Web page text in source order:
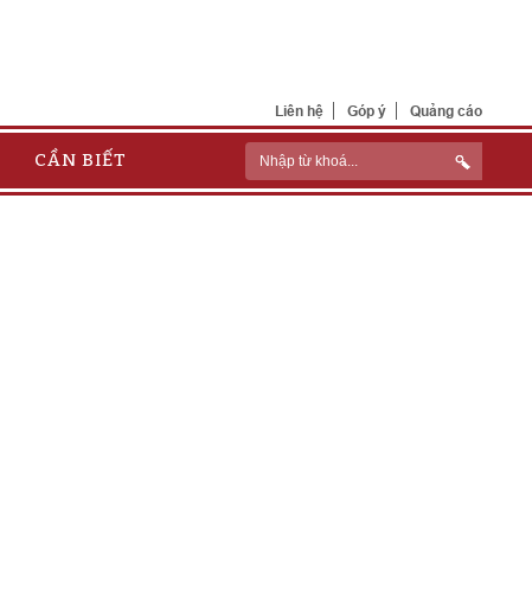
Liên hệ Góp ý Quảng cáo
CẦN BIẾT